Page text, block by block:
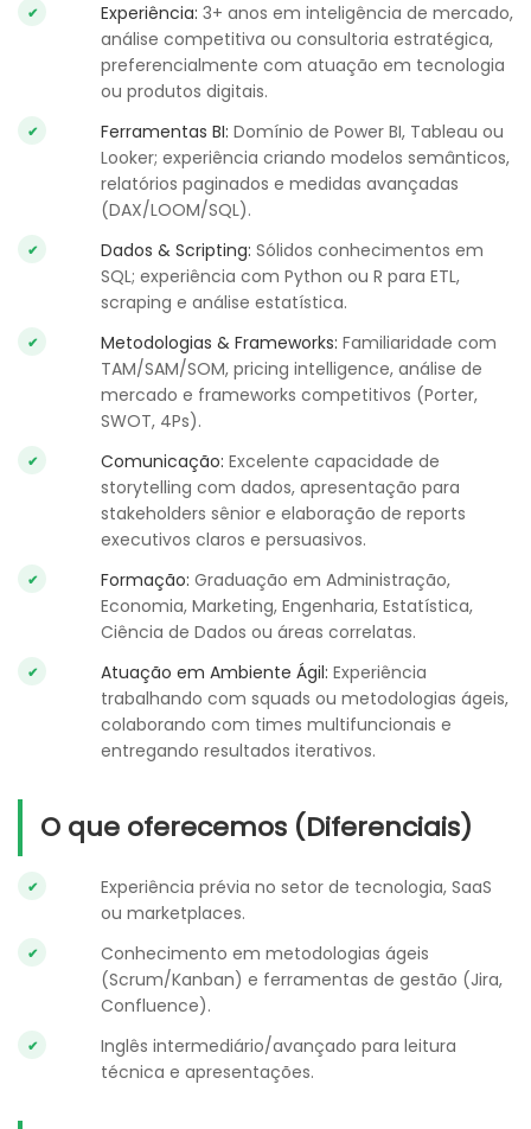
Experiência: 3+ anos em inteligência de mercado,
análise competitiva ou consultoria estratégica,
preferencialmente com atuação em tecnologia
ou produtos digitais.
Ferramentas BI: Domínio de Power BI, Tableau ou
Looker; experiência criando modelos semânticos,
relatórios paginados e medidas avançadas
(DAX/LOOM/SQL).
Dados & Scripting: Sólidos conhecimentos em
SQL; experiência com Python ou R para ETL,
scraping e análise estatística.
Metodologias & Frameworks: Familiaridade com
TAM/SAM/SOM, pricing intelligence, análise de
mercado e frameworks competitivos (Porter,
SWOT, 4Ps).
Comunicação: Excelente capacidade de
storytelling com dados, apresentação para
stakeholders sênior e elaboração de reports
executivos claros e persuasivos.
Formação: Graduação em Administração,
Economia, Marketing, Engenharia, Estatística,
Ciência de Dados ou áreas correlatas.
Atuação em Ambiente Ágil: Experiência
trabalhando com squads ou metodologias ágeis,
colaborando com times multifuncionais e
entregando resultados iterativos.
O que oferecemos (Diferenciais)
Experiência prévia no setor de tecnologia, SaaS
ou marketplaces.
Conhecimento em metodologias ágeis
(Scrum/Kanban) e ferramentas de gestão (Jira,
Confluence).
Inglês intermediário/avançado para leitura
técnica e apresentações.